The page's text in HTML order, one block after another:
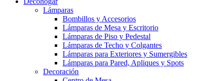
Lámparas
Bombillos y Accesorios
Lámparas de Mesa y Escritorio
Lámparas de Piso y Pedestal
Lámparas de Techo y Colgantes
Lámparas para Exteriores y Sumergibles
Lámparas para Pared, Apliques y Spots
Decoración